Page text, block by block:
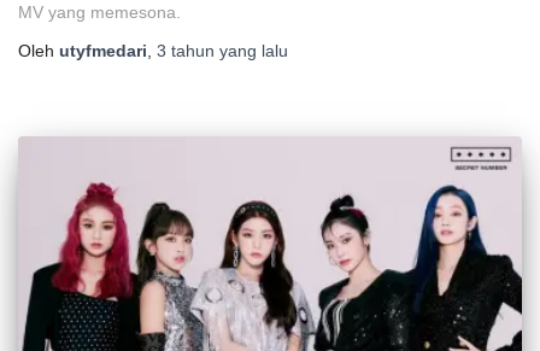
MV yang memesona.
Oleh utyfmedari 3 tahun yang lalu